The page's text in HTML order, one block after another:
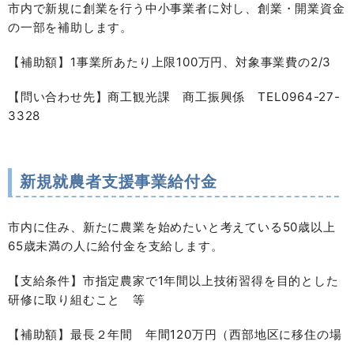
市内で新規に創業を行う中小事業者に対し、創業・開業資金
の一部を補助します。
【補助額】1事業所あたり上限100万円、対象事業費の2/3
【問い合わせ先】商工観光課 商工振興係 TEL0964-27-
3328
新規就農者支援事業給付金
市内に住み、新たに農業を始めたいと考えている50歳以上
65歳未満の人に給付金を支給します。
【支給条件】市指定農家で1年間以上技術習得を目的とした
研修に取り組むこと 等
【補助額】最長２年間 年間120万円（西部地区に移住の場